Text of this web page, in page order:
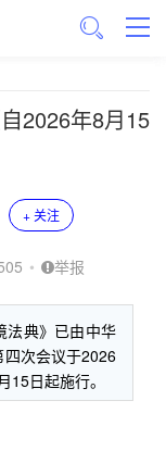
2026年8月15
+ 关注
• 举报
法典》已由中华
次会议于2026
日起施行。